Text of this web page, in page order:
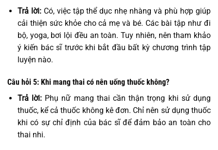
Trả lời: Có, việc tập thể dục nhẹ nhàng và phù hợp giúp
cải thiện sức khỏe cho cả mẹ và bé. Các bài tập như đi
bộ, yoga, bơi lội đều an toàn. Tuy nhiên, nên tham khảo
ý kiến bác sĩ trước khi bắt đầu bất kỳ chương trình tập
luyện nào.
Câu hỏi 5: Khi mang thai có nên uống thuốc không?
Trả lời: Phụ nữ mang thai cần thận trọng khi sử dụng
thuốc, kể cả thuốc không kê đơn. Chỉ nên sử dụng thuốc
khi có sự chỉ định của bác sĩ để đảm bảo an toàn cho
thai nhi.